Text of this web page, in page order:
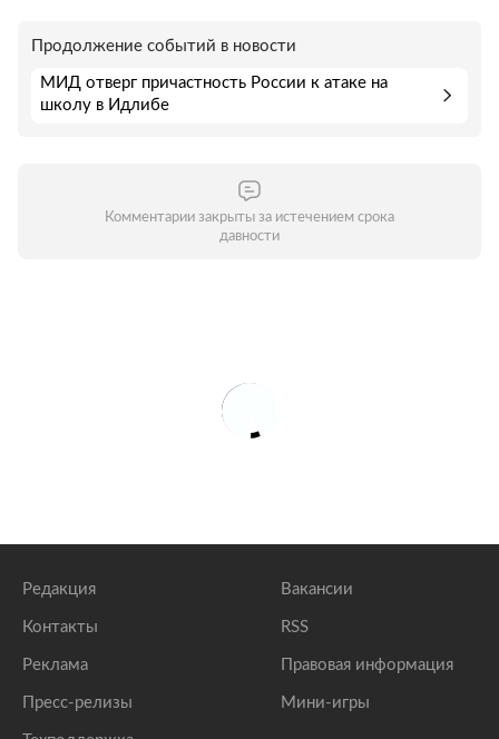
Продолжение событий в новости
МИД отверг причастность России к атаке на
школу в Идлибе
Комментарии закрыты за истечением срока
давности
Редакция
Контакты
Реклама
Пресс-релизы
Вакансии
RSS
Правовая информация
Мини-игры